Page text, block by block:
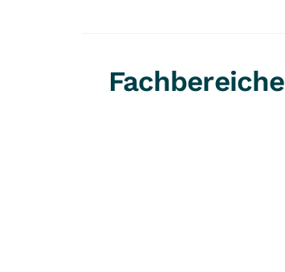
Fachbereiche